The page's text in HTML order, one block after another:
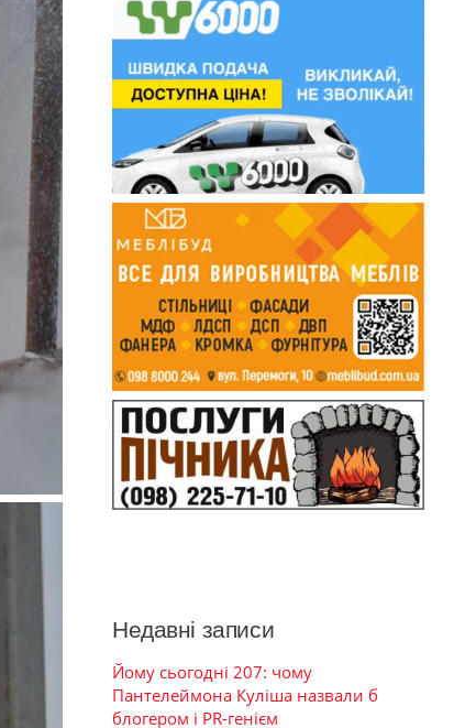
Недавні записи
Йому сьогодні 207: чому
Пантелеймона Куліша назвали б
блогером і PR-генієм